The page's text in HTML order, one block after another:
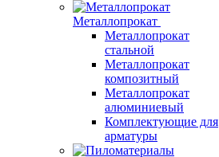
Металлопрокат
Металлопрокат
стальной
Металлопрокат
композитный
Металлопрокат
алюминиевый
Комплектующие для
арматуры